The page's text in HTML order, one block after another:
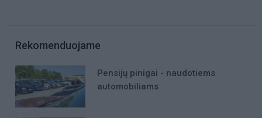
Rekomenduojame
Pensijų pinigai - naudotiems
automobiliams